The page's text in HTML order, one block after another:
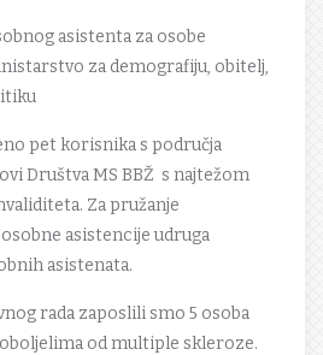
asistenta za osobe
za demografiju, obitelj,
pet korisnika s područja
Društva MS BBŽ s najtežom
Za pružanje
asistencije udruga
asistenata.
rada zaposlili smo 5 osoba
od multiple skleroze.